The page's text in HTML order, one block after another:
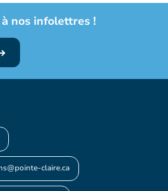
nos infolettres !
claire.ca